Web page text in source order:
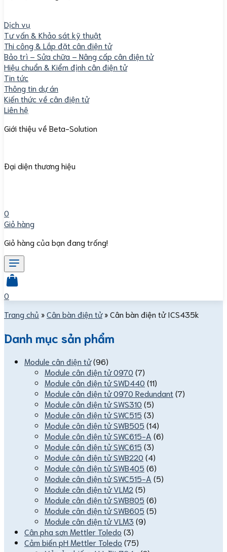
Dịch vụ
Tư vấn & Khảo sát kỹ thuật
Thi công & Lắp đặt cân điện tử
Bảo trì – Sửa chữa – Nâng cấp cân điện tử
Hiệu chuẩn & Kiểm định cân điện tử
Tin tức
Thông tin dự án
Kiến thức về cân điện tử
Liên hệ
Giới thiệu về Beta-Solution
Đại diện thương hiệu
0
Giỏ hàng
Giỏ hàng của bạn đang trống!
0
Trang chủ »Cân bàn điện tử»Cân bàn điện tử ICS435k
Danh mục sản phẩm
Module cân điện tử(96)
Module cân điện tử 0970 (7)
Module cân điện tử SWD440 (11)
Module cân điện tử 0970 Redundant (7)
Module cân điện tử SWS310 (5)
Module cân điện tử SWC515 (3)
Module cân điện tử SWB505 (14)
Module cân điện tử SWC615-A (6)
Module cân điện tử SWC615 (3)
Module cân điện tử SWB220 (4)
Module cân điện tử SWB405 (6)
Module cân điện tử SWC515-A (5)
Module cân điện tử VLM2 (5)
Module cân điện tử SWB805 (6)
Module cân điện tử SWB605 (5)
Module cân điện tử VLM3 (9)
Cân pha sơn Mettler Toledo (3)
Cảm biến pH Mettler Toledo (75)